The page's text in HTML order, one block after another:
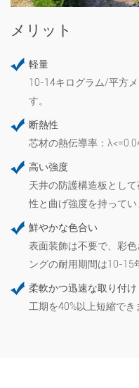
メリット
軽量
10-14キログラム/平方
す。
断熱性
芯材の熱伝導率：
高い強度
天井の防護構造板とし
性と曲げ強度を持ってい
鮮やかな色合い
表面装飾は不要で、彩
ングの耐用期間は10-15
柔軟かつ迅速な取り付け
工期を40%以上短縮でき